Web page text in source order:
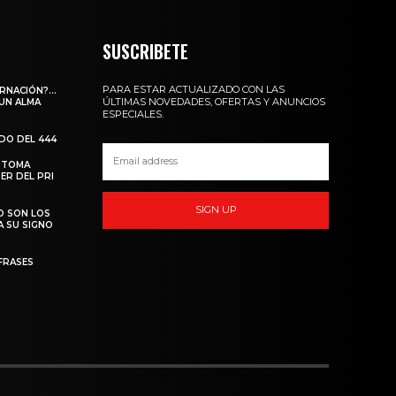
ALMA
DEL 444
DEL PRI
SON LOS
SU SIGNO
SUSCRIBETE
PARA ESTAR ACTUALIZADO CON LAS
ÚLTIMAS NOVEDADES, OFERTAS Y ANUNCIOS
ESPECIALES.
SIGN UP